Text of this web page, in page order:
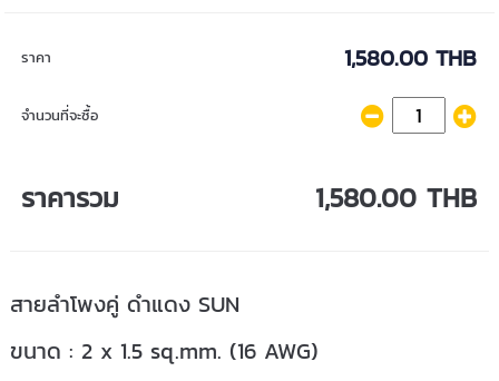
ราคา 1,580.00 THB
จำนวนที่จะซื้อ
ราคารวม 1,580.00 THB
สายลำโพงคู่ ดำแดง SUN
ขนาด : 2 x 1.5 sq.mm. (16 AWG)